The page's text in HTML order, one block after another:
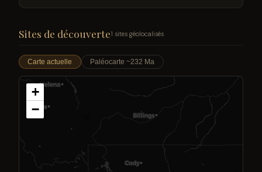
Sites de découverte1 sites géolocalisés
Carte actuelle Paléocarte ~232 Ma
+
−